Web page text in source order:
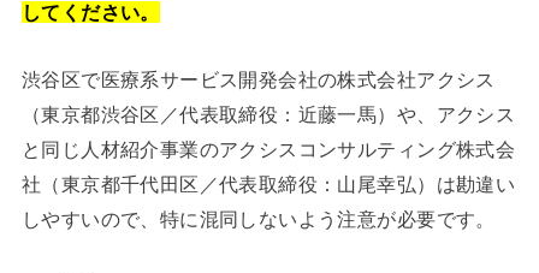
してください。
渋谷区で医療系サービス開発会社の株式会社アクシス
（東京都渋谷区／代表取締役：近藤一馬）や、アクシス
と同じ人材紹介事業のアクシスコンサルティング株式会
社（東京都千代田区／代表取締役：山尾幸弘）は勘違い
しやすいので、特に混同しないよう注意が必要です。